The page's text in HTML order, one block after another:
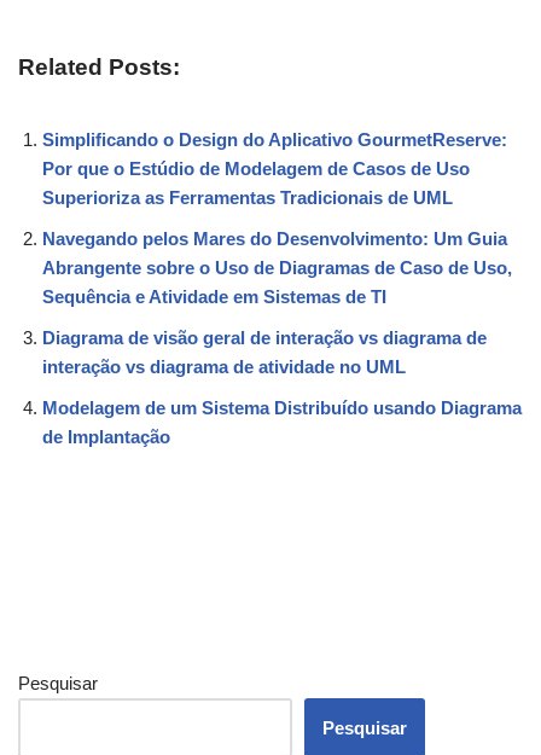
Related Posts:
Simplificando o Design do Aplicativo GourmetReserve:
Por que o Estúdio de Modelagem de Casos de Uso
Superioriza as Ferramentas Tradicionais de UML
Navegando pelos Mares do Desenvolvimento: Um Guia
Abrangente sobre o Uso de Diagramas de Caso de Uso,
Sequência e Atividade em Sistemas de TI
Diagrama de visão geral de interação vs diagrama de
interação vs diagrama de atividade no UML
Modelagem de um Sistema Distribuído usando Diagrama
de Implantação
Pesquisar
Pesquisar